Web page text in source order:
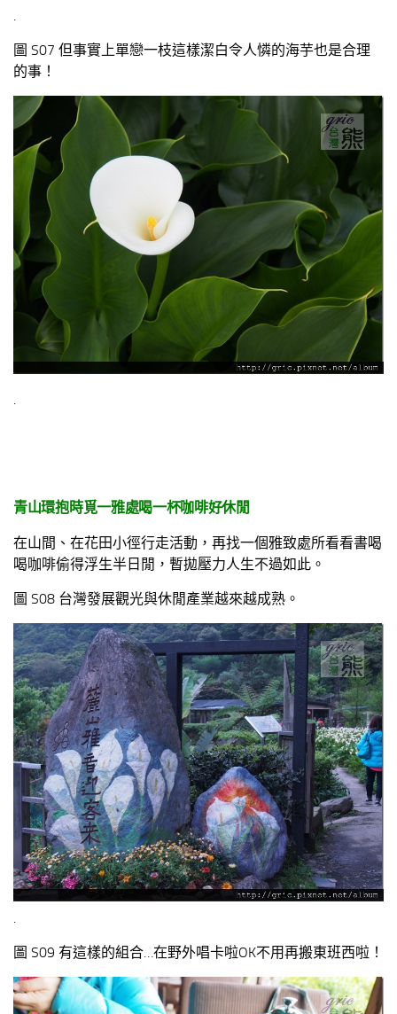
圖 S07 但事實上單戀一枝這樣潔白令人憐的海芋也是合理
的事！
青山環抱時覓一雅處喝一杯咖啡好休閒
在山間、在花田小徑行走活動，再找一個雅致處所看看書喝
喝咖啡偷得浮生半日閒，暫拋壓力人生不過如此。
圖 S08 台灣發展觀光與休閒產業越來越成熟。
圖 S09 有這樣的組合…在野外唱卡啦OK不用再搬東班西啦！